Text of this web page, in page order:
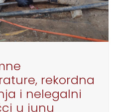
rekordna
i nelegalni
u junu